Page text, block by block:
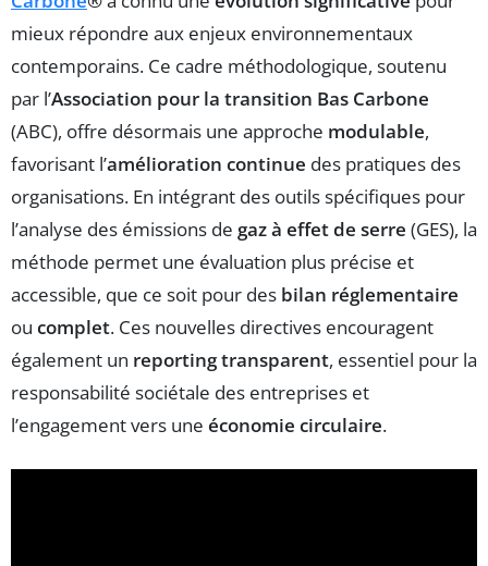
mieux répondre aux enjeux environnementaux
contemporains. Ce cadre méthodologique, soutenu
par l’Association pour la transition Bas Carbone
(ABC), offre désormais une approche modulable,
favorisant l’amélioration continue des pratiques des
organisations. En intégrant des outils spécifiques pour
l’analyse des émissions de gaz à effet de serre (GES), la
méthode permet une évaluation plus précise et
accessible, que ce soit pour des bilan réglementaire
ou complet. Ces nouvelles directives encouragent
également un reporting transparent, essentiel pour la
responsabilité sociétale des entreprises et
l’engagement vers une économie circulaire.